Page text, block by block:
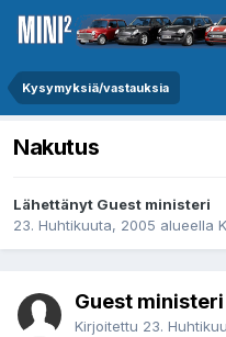
Kysymyksiä/vastauksia
Nakutus
Lähettänyt Guest ministeri
23. Huhtikuuta, 2005 alueella
Guest ministeri
Kirjoitettu 23.